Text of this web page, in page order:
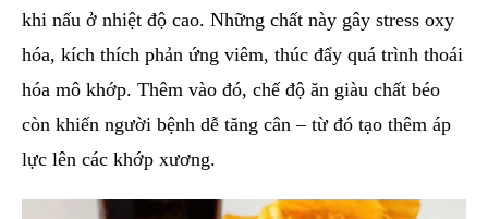
khi nấu ở nhiệt độ cao. Những chất này gây stress oxy
hóa, kích thích phản ứng viêm, thúc đẩy quá trình thoái
hóa mô khớp. Thêm vào đó, chế độ ăn giàu chất béo
còn khiến người bệnh dễ tăng cân – từ đó tạo thêm áp
lực lên các khớp xương.